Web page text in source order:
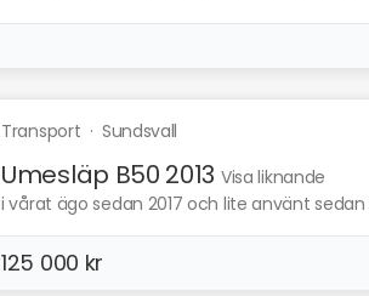
Transport · Sundsvall
Umesläp B50 2013 Visa liknande
i vårat ägo sedan 2017 och lite använt sedan
125 000 kr